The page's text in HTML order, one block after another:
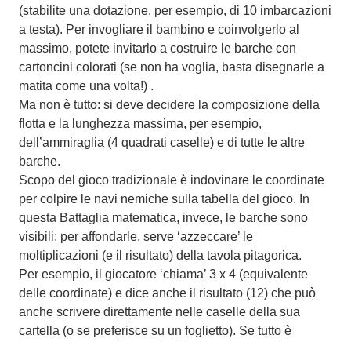
(stabilite una dotazione, per esempio, di 10 imbarcazioni
a testa). Per invogliare il bambino e coinvolgerlo al
massimo, potete invitarlo a costruire le barche con
cartoncini colorati (se non ha voglia, basta disegnarle a
matita come una volta!) .
Ma non è tutto: si deve decidere la composizione della
flotta e la lunghezza massima, per esempio,
dell’ammiraglia (4 quadrati caselle) e di tutte le altre
barche.
Scopo del gioco tradizionale è indovinare le coordinate
per colpire le navi nemiche sulla tabella del gioco. In
questa Battaglia matematica, invece, le barche sono
visibili: per affondarle, serve ‘azzeccare’ le
moltiplicazioni (e il risultato) della tavola pitagorica.
Per esempio, il giocatore ‘chiama’ 3 x 4 (equivalente
delle coordinate) e dice anche il risultato (12) che può
anche scrivere direttamente nelle caselle della sua
cartella (o se preferisce su un foglietto). Se tutto è